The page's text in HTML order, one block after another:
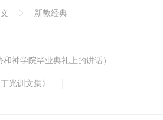
新教经典
和神学院毕业典礼上的讲话）
光训文集》